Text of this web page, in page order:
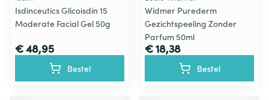
Isdinceutics Glicoisdin 15
Moderate Facial Gel 50g
€ 48,95
Bestel
Widmer Purederm
Gezichtspeeling Zonder
Parfum 50ml
€ 18,38
Bestel